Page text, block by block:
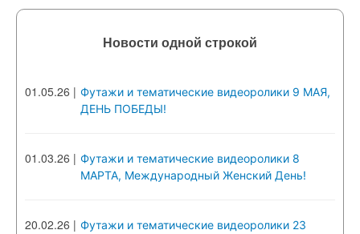
Новости одной строкой
01.05.26 | Футажи и тематические видеоролики 9 МАЯ,
ДЕНЬ ПОБЕДЫ!
01.03.26 | Футажи и тематические видеоролики 8
МАРТА, Международный Женский День!
20.02.26 | Футажи и тематические видеоролики 23